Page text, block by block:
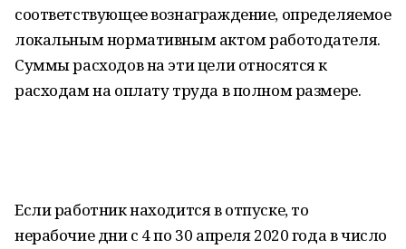
соответствующее вознаграждение, определяемое
локальным нормативным актом работодателя.
Суммы расходов на эти цели относятся к
расходам на оплату труда в полном размере.
Если работник находится в отпуске, то
нерабочие дни с 4 по 30 апреля 2020 года в число